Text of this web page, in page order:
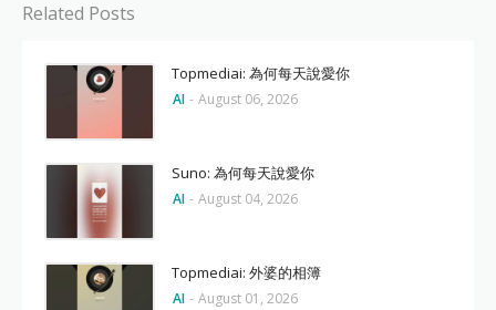
Related Posts
Topmediai: 為何每天說愛你
AI - August 06, 2026
Suno: 為何每天說愛你
AI - August 04, 2026
Topmediai: 外婆的相簿
AI - August 01, 2026